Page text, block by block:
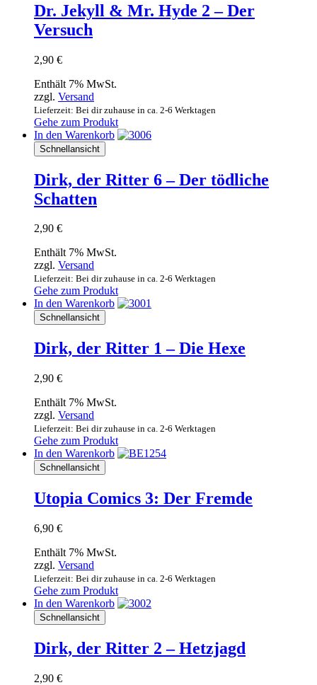
Dr. Jekyll & Mr. Hyde 2 – Der
Versuch
2,90 €
Enthält 7% MwSt.
zzgl. Versand
Lieferzeit: Bei dir zuhause in ca. 2-6 Werktagen
Gehe zum Produkt
In den Warenkorb
Schnellansicht
Dirk, der Ritter 6 – Der tödliche
Schatten
2,90 €
Enthält 7% MwSt.
zzgl. Versand
Lieferzeit: Bei dir zuhause in ca. 2-6 Werktagen
Gehe zum Produkt
In den Warenkorb
Schnellansicht
Dirk, der Ritter 1 – Die Hexe
2,90 €
Enthält 7% MwSt.
zzgl. Versand
Lieferzeit: Bei dir zuhause in ca. 2-6 Werktagen
Gehe zum Produkt
In den Warenkorb
Schnellansicht
Utopia Comics 3: Der Fremde
6,90 €
Enthält 7% MwSt.
zzgl. Versand
Lieferzeit: Bei dir zuhause in ca. 2-6 Werktagen
Gehe zum Produkt
In den Warenkorb
Schnellansicht
Dirk, der Ritter 2 – Hetzjagd
2,90 €